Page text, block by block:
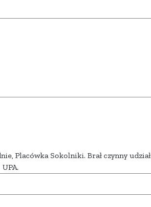
Placówka Sokolniki. Brał czynny udział